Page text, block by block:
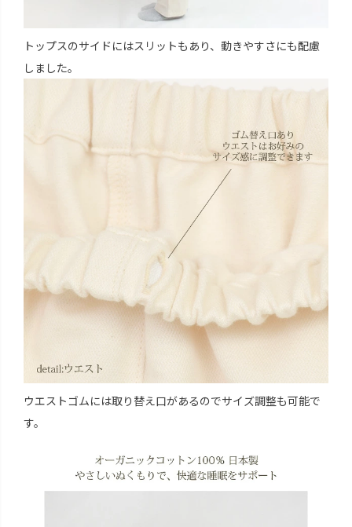
トップスのサイドにはスリットもあり、動きやすさにも配慮
しました。
ウエストゴムには取り替え口があるのでサイズ調整も可能で
す。